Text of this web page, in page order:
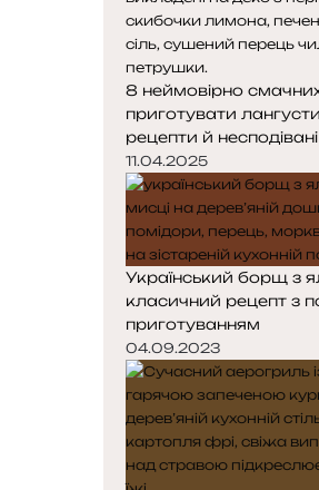
8 неймовірно
приготувати
рецепти й несподівані
11.04.2025
Український борщ з
класичний рецепт з
приготуванням
04.09.2023